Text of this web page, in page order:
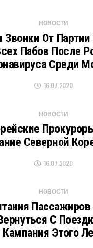
НОВОСТИ
Звонки От
Пабов После
Среди
16.07.2020
НОВОСТИ
Северной
16.07.2020
НОВОСТИ
С
Кампания Этого